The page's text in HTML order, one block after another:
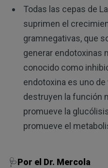
Todas las cepas de
suprimen el
gramnegativas, que
generar endotoxinas
conocido como
endotoxina es uno
destruyen la función
promueve la
promueve el
🩺Por el Dr. Mercola